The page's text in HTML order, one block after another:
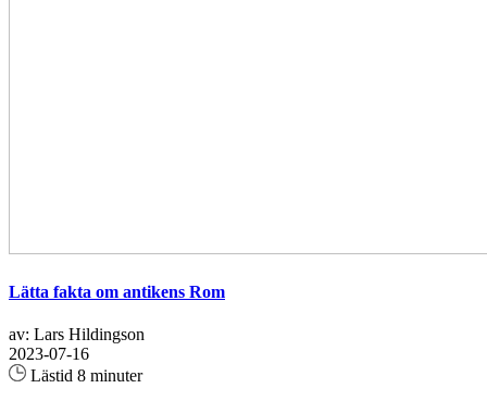
Lätta fakta om antikens Rom
av: Lars Hildingson
2023-07-16
Lästid 8 minuter